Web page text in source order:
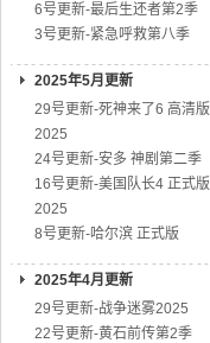
6号更新-最后生还者第2季
3号更新-紧急呼救第八季
2025年5月更新
29号更新-死神来了6 高清版
2025
24号更新-安多 神剧第二季
16号更新-美国队长4 正式版
2025
8号更新-哈尔滨 正式版
2025年4月更新
29号更新-战争迷雾2025
22号更新-黄石前传第2季